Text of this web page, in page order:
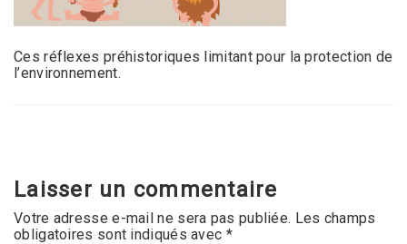
Ces réflexes préhistoriques limitant pour la protection de
l’environnement.
Laisser un commentaire
Votre adresse e-mail ne sera pas publiée. Les champs
obligatoires sont indiqués avec *